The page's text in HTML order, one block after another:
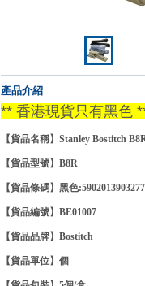
產品介紹
** 香港現貨只有黑色
【貨品名稱】Stanley Bostitch
【貨品型號】B8R
【貨品條碼】黑色
【貨品編號】BE01007
【貨品品牌】 Bostitch
【貨品單位】個